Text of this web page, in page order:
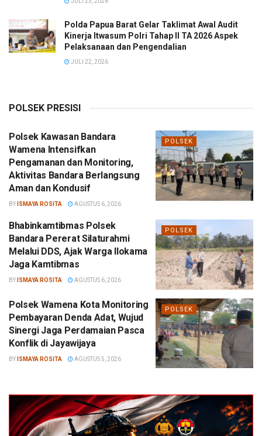
Polda Papua Barat Gelar Taklimat Awal Audit
Kinerja Itwasum Polri Tahap II TA 2026 Aspek
Pelaksanaan dan Pengendalian
JULI 22, 2026
POLSEK PRESISI
POLSEK
Polsek Kawasan Bandara
Wamena Intensifkan
Pengamanan dan Monitoring,
Aktivitas Bandara Berlangsung
Aman dan Kondusif
BY ISMAYA ROSITA AGUSTUS 6, 2026
POLSEK
Bhabinkamtibmas Polsek
Bandara Pererat Silaturahmi
Melalui DDS, Ajak Warga Ilokama
Jaga Kamtibmas
BY ISMAYA ROSITA AGUSTUS 6, 2026
POLSEK
Polsek Wamena Kota Monitoring
Pembayaran Denda Adat, Wujud
Sinergi Jaga Perdamaian Pasca
Konflik di Jayawijaya
BY ISMAYA ROSITA AGUSTUS 5, 2026